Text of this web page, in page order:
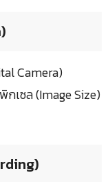
Camera)
เซล (Image Size)